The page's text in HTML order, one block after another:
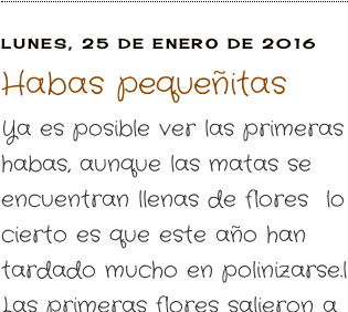
LUNES, 25 DE ENERO DE 2016
Habas pequeñitas
Ya es posible ver las primeras
habas, aunque las matas se
encuentran llenas de flores lo
cierto es que este año han
tardado mucho en polinizarse.l